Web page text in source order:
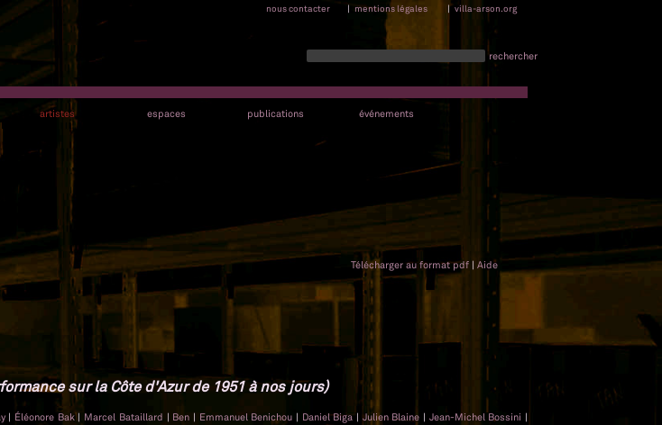
nous contacter | mentions légales | villa-arson.org
rechercher
artistes espaces publications événements
Télécharger au format pdf | Aide
sur la Côte d'Azur de 1951 à nos jours)
| Éléonore Bak| Marcel Bataillard | Ben | Emmanuel Benichou | Daniel Biga | Julien Blaine | Jean-Michel Bossini |